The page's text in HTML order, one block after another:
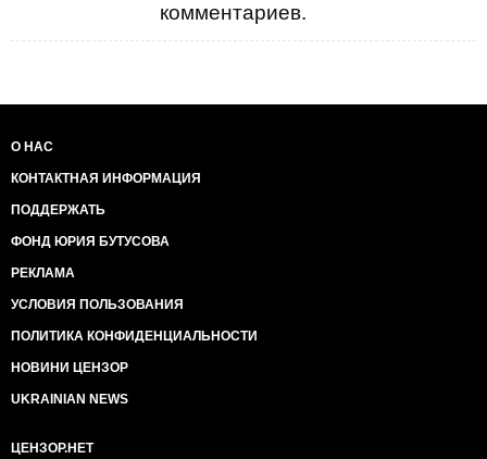
комментариев.
О НАС
КОНТАКТНАЯ ИНФОРМАЦИЯ
ПОДДЕРЖАТЬ
ФОНД ЮРИЯ БУТУСОВА
РЕКЛАМА
УСЛОВИЯ ПОЛЬЗОВАНИЯ
ПОЛИТИКА КОНФИДЕНЦИАЛЬНОСТИ
НОВИНИ ЦЕНЗОР
UKRAINIAN NEWS
ЦЕНЗОР.НЕТ